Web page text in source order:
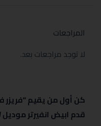
المراجعات
لا توجد مراجعات بعد.
قدم ابيض انفيرتر موديل FURFS-800HIW”